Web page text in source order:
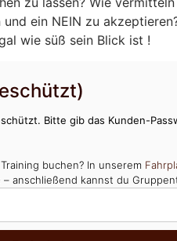
ein NEIN zu
wie süß sein Blick ist !
Bitte gib das Kunden-
buchen? In unserem
anschließend kannst du